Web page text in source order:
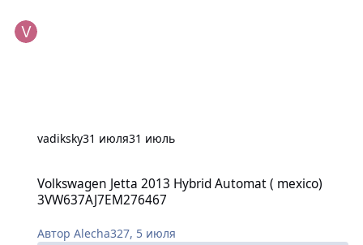
vadiksky31 июля31 июль
Volkswagen Jetta 2013 Hybrid Automat ( mexico)
3VW637AJ7EM276467
АвторAlecha327, 5 июля